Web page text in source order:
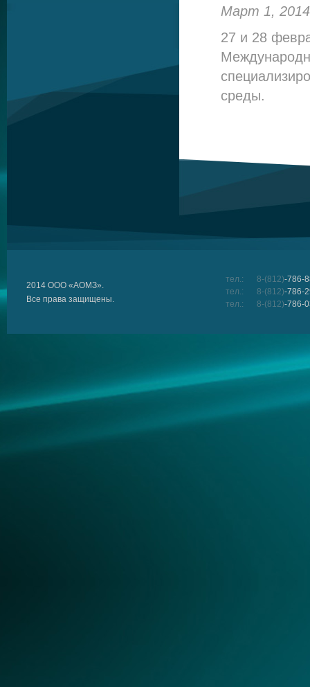
Март 1, 2014
27 и 28
среды.
2014 ООО «АОМЗ».
Все права защищены.
тел.: 8-(812)-786-
тел.:
8-(812)-786-
тел.:
8-(812)-786-